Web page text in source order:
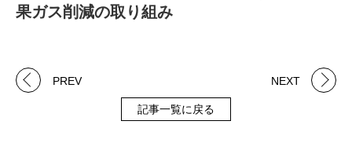
果ガス削減の取り組み
PREV
記事一覧に戻る
NEXT